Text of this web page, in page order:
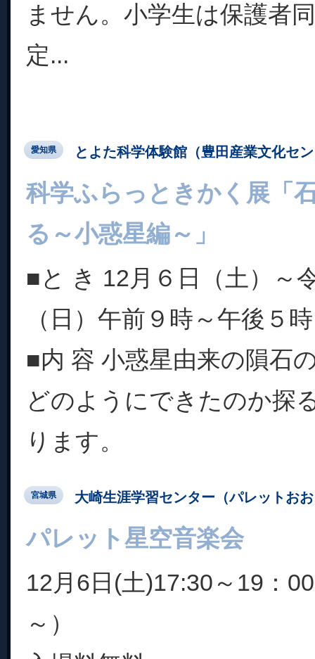
ません。小学生は保護者
定...
愛知県 とよた科学体験館（豊田産業文化セ
科学ふらっときかく展「
る～小惑星編～」
■と き 12月６日（土）～
（日）午前９時～午後５
■内 容 小惑星由来の隕石
どのようにできたのか探
ります。
宮城県 大崎生涯学習センター（パレットお
パレット星空音楽会
12月6日(土)17:30～19：
～）